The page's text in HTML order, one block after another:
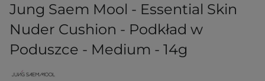
Jung Saem Mool - Essential Skin
Nuder Cushion - Podkład w
Poduszce - Medium - 14g